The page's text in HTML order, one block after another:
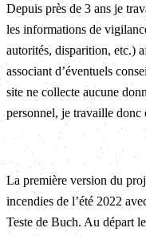
Depuis près de 3 ans je
les informations de
autorités, disparition, etc.)
associant d’éventuels
site ne collecte aucune
personnel, je travaille donc
La première version du
incendies de l’été 2022
Teste de Buch. Au départ